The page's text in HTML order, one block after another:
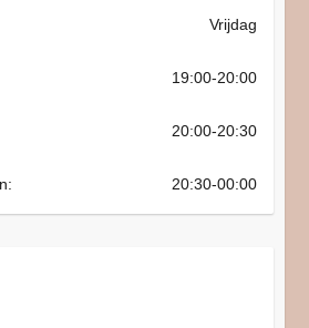
Vrijdag
19:00-20:00
20:00-20:30
20:30-00:00